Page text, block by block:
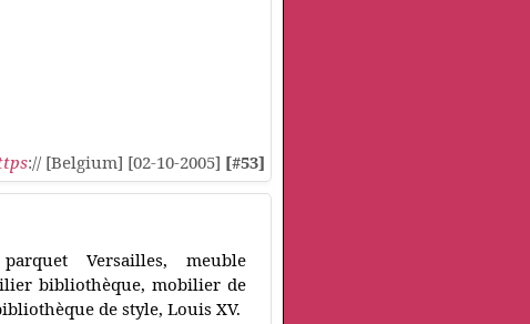
:// [Belgium] [02-10-2005] [#53]
Versailles, meuble
bibliothèque, mobilier de
de style, Louis XV.